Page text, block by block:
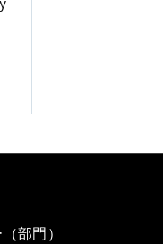
部門）